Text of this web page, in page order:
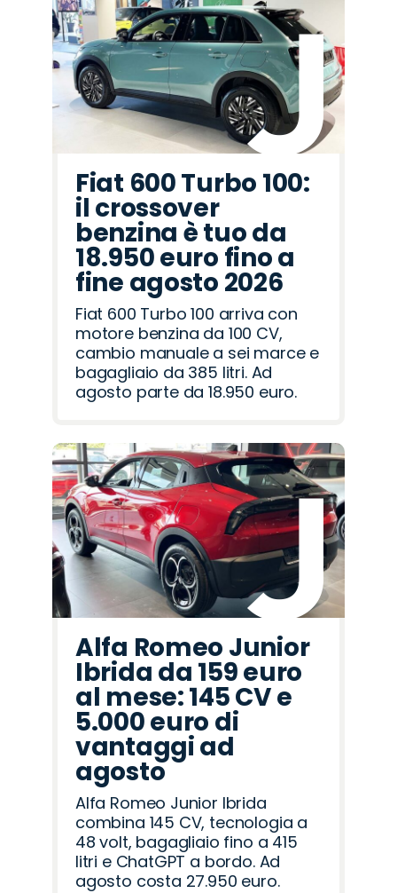
Lancia
Fiat
Jaecoo
Alfa
Romeo
Cupra
Citroën
Omoda
Jeep
Abarth
Hyundai
Mazda
Land
Rover
Opel
Seat
Peugeot
Fiat 600 Turbo 100:
il crossover
benzina è tuo da
18.950 euro fino a
fine agosto 2026
Fiat 600 Turbo 100 arriva con
motore benzina da 100 CV,
cambio manuale a sei marce e
bagagliaio da 385 litri. Ad
agosto parte da 18.950 euro.
Alfa Romeo Junior
Ibrida da 159 euro
al mese: 145 CV e
5.000 euro di
vantaggi ad
agosto
Alfa Romeo Junior Ibrida
combina 145 CV, tecnologia a
48 volt, bagagliaio fino a 415
litri e ChatGPT a bordo. Ad
agosto costa 27.950 euro.